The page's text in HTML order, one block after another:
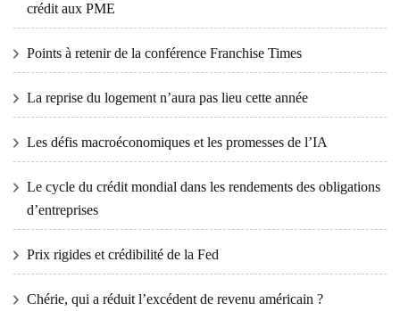
crédit aux PME
Points à retenir de la conférence Franchise Times
La reprise du logement n’aura pas lieu cette année
Les défis macroéconomiques et les promesses de l’IA
Le cycle du crédit mondial dans les rendements des obligations
d’entreprises
Prix ​​​​rigides et crédibilité de la Fed
Chérie, qui a réduit l’excédent de revenu américain ?